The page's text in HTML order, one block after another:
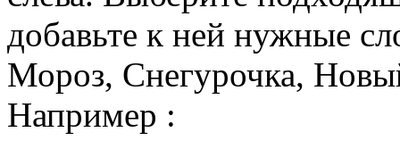
добавьте к ней нужные
Мороз, Снегурочка,
Например :